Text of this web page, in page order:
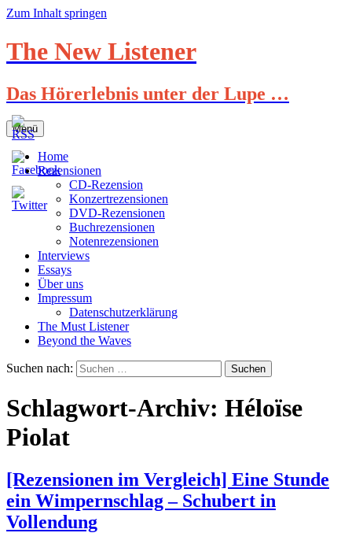
Zum Inhalt springen
The New Listener
Das Hörerlebnis unter der Lupe …
Menü
Home
Rezensionen
CD-Rezension
Konzertrezensionen
DVD-Rezensionen
Buchrezensionen
Notenrezensionen
Interviews
Essays
Über uns
Impressum
Datenschutzerklärung
The Must Listener
Beyond the Waves
Suchen nach:
Schlagwort-Archiv: Héloïse
Piolat
[Rezensionen im Vergleich] Eine Stunde
ein Wimpernschlag – Schubert in
Vollendung